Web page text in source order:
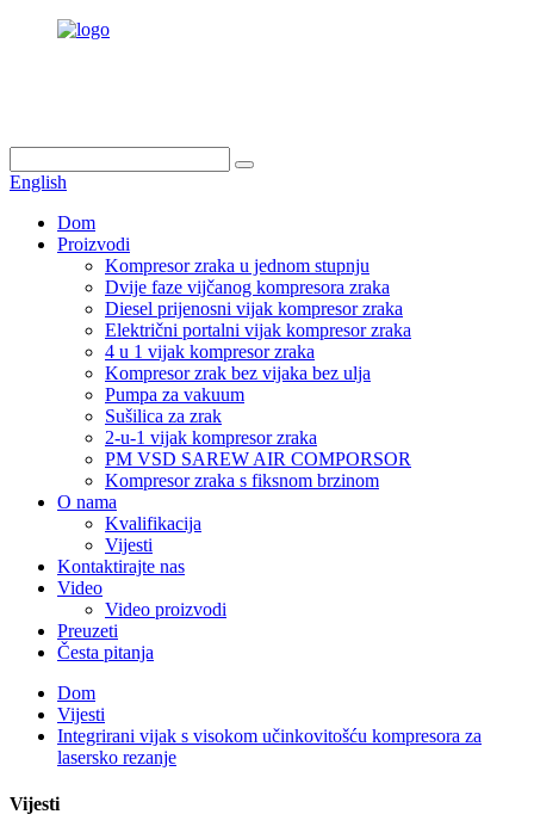
English
Dom
Proizvodi
Kompresor zraka u jednom stupnju
Dvije faze vijčanog kompresora zraka
Diesel prijenosni vijak kompresor zraka
Električni portalni vijak kompresor zraka
4 u 1 vijak kompresor zraka
Kompresor zrak bez vijaka bez ulja
Pumpa za vakuum
Sušilica za zrak
2-u-1 vijak kompresor zraka
PM VSD SAREW AIR COMPORSOR
Kompresor zraka s fiksnom brzinom
O nama
Kvalifikacija
Vijesti
Kontaktirajte nas
Video
Video proizvodi
Preuzeti
Česta pitanja
Dom
Vijesti
Integrirani vijak s visokom učinkovitošću kompresora za
lasersko rezanje
Vijesti